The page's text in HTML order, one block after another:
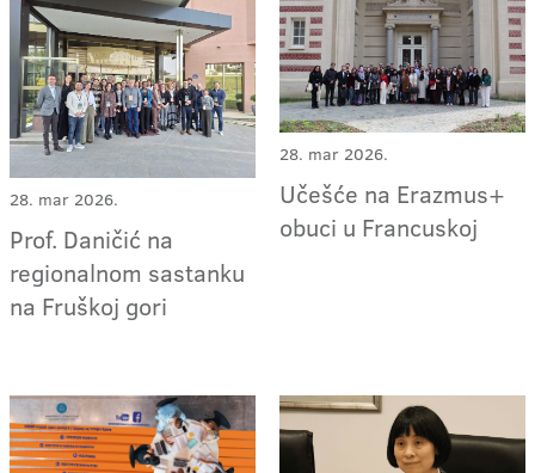
28. mar 2026.
Prof. Daničić na
regionalnom sastanku
na Fruškoj gori
28. mar 2026.
Učešće na Erazmus+
obuci u Francuskoj